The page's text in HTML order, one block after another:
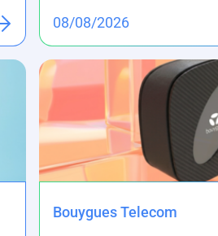
08/08/2026
Bouygues Telecom